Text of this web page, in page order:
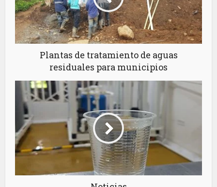
Plantas de tratamiento de aguas
residuales para municipios